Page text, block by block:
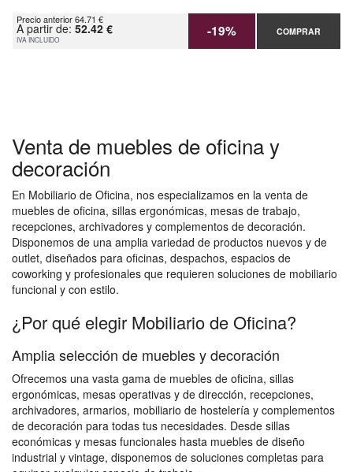
Precio anterior 64.71 €
A partir de: 52.42 €
IVA INCLUIDO -19% COMPRAR
Venta de muebles de oficina y
decoración
En Mobiliario de Oficina, nos especializamos en la venta de
muebles de oficina, sillas ergonómicas, mesas de trabajo,
recepciones, archivadores y complementos de decoración.
Disponemos de una amplia variedad de productos nuevos y de
outlet, diseñados para oficinas, despachos, espacios de
coworking y profesionales que requieren soluciones de mobiliario
funcional y con estilo.
¿Por qué elegir Mobiliario de Oficina?
Amplia selección de muebles y decoración
Ofrecemos una vasta gama de muebles de oficina, sillas
ergonómicas, mesas operativas y de dirección, recepciones,
archivadores, armarios, mobiliario de hostelería y complementos
de decoración para todas tus necesidades. Desde sillas
económicas y mesas funcionales hasta muebles de diseño
industrial y vintage, disponemos de soluciones completas para